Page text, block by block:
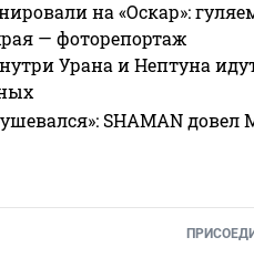
на «Оскар»:
— фоторепортаж
Урана и Нептуна
SHAMAN